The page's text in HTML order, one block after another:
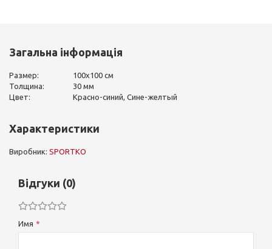
Загальна інформація
Размер:
100х100 см
Толщина:
30 мм
Цвет:
Красно-синий, Сине-желтый
Характеристики
Виробник: SPORTKO
Відгуки (0)
Имя